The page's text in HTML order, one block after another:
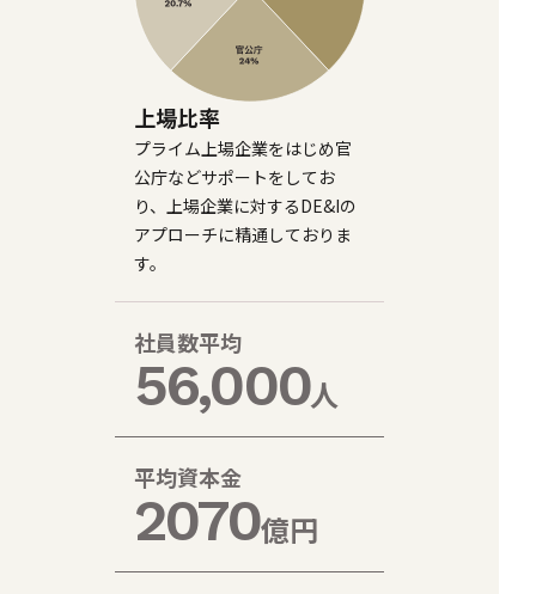
上場比率
プライム上場企業をはじめ官
公庁などサポートをしてお
り、上場企業に対するDE&Iの
アプローチに精通しておりま
す。
社員数平均
56,000人
平均資本金
2070億円